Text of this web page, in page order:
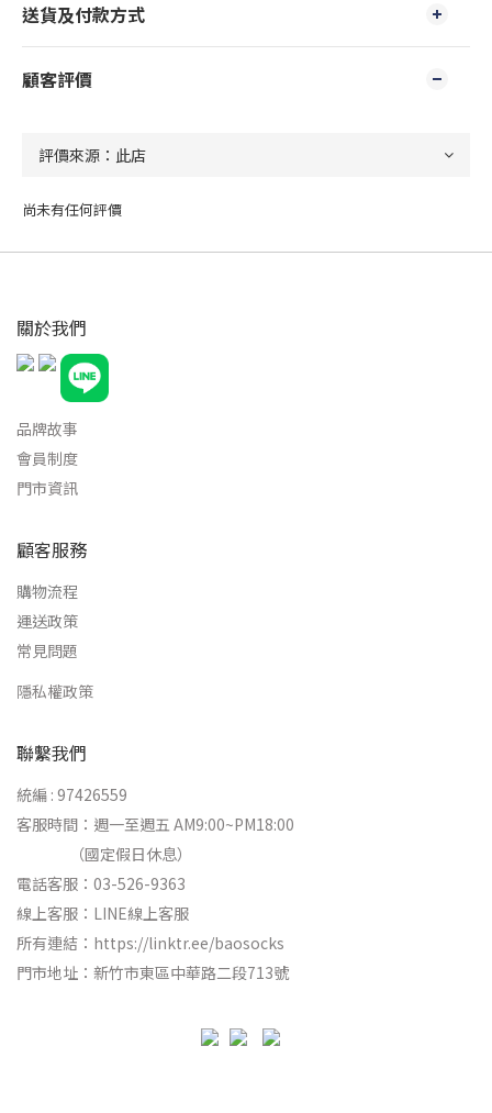
送貨及付款方式
顧客評價
尚未有任何評價
關於我們
品牌故事
會員制度
門市資訊
顧客服務
購物流程
運送政策
常見問題
隱私權政策
聯繫我們
統編 : 97426559
客服時間：週一至週五 AM9:00~PM18:00
（國定假日休息）
電話客服：03-526-9363
線上客服： LINE線上客服
所有連結： https://linktr.ee/baosocks
門市地址：新竹市東區中華路二段713號